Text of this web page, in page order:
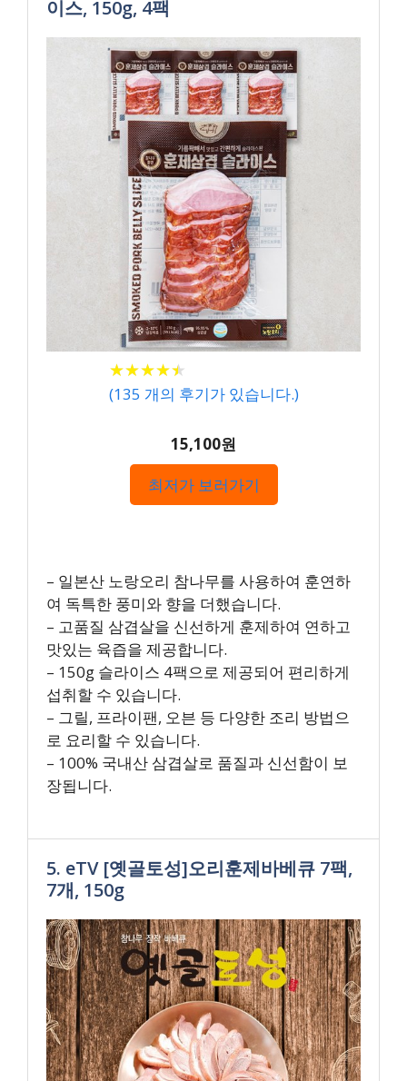
이스, 150g, 4팩
★★★★★
★★★★★
(135 개의 후기가 있습니다.)
15,100원
최저가 보러가기
– 일본산 노랑오리 참나무를 사용하여 훈연하
여 독특한 풍미와 향을 더했습니다.
– 고품질 삼겹살을 신선하게 훈제하여 연하고
맛있는 육즙을 제공합니다.
– 150g 슬라이스 4팩으로 제공되어 편리하게
섭취할 수 있습니다.
– 그릴, 프라이팬, 오븐 등 다양한 조리 방법으
로 요리할 수 있습니다.
– 100% 국내산 삼겹살로 품질과 신선함이 보
장됩니다.
5. eTV [옛골토성]오리훈제바베큐 7팩,
7개, 150g